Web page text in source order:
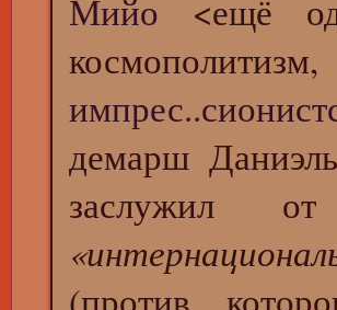
Мийо <ещё
демарш
заслужил
(против